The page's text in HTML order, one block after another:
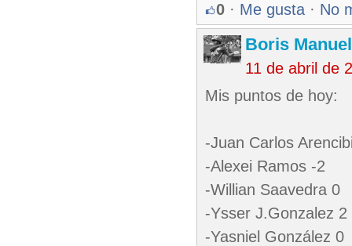
0 · Me gusta · No
Boris
11 de abril de
Mis puntos de hoy:
-Juan Carlos
-Alexei Ramos -2
-Willian Saavedra 0
-Ysser J.Gonzalez 2
-Yasniel González 0